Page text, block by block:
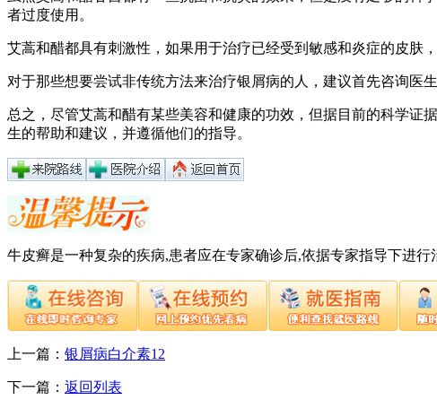
者过度使用。
艾蒿和醋都具有刺激性，如果用于治疗已经受到敏感和炎症的皮肤
对于那些想要尝试非传统方法来治疗银屑病的人，建议首先咨询医
总之，尽管艾蒿和醋有某些美容和健康的功效，但据目前的科学证
生的帮助和建议，并遵循他们的指导。
牛皮癣是一种复杂的疾病,患者应在专家确诊后,依据专家指导下进行
上一篇： 银屑病白介素12
下一篇： 返回列表